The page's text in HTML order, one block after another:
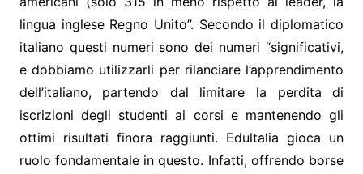
lingua inglese Regno Unito”. Secondo il diplomatico
italiano questi numeri sono dei numeri “significativi,
e dobbiamo utilizzarli per rilanciare l’apprendimento
dell’italiano, partendo dal limitare la perdita di
iscrizioni degli studenti ai corsi e mantenendo gli
ottimi risultati finora raggiunti. Edultalia gioca un
ruolo fondamentale in questo. Infatti, offrendo borse